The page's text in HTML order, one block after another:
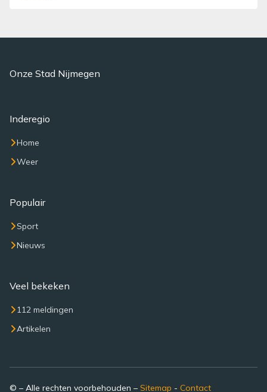
Onze Stad Nijmegen
Inderegio
Home
Weer
Populair
Sport
Nieuws
Veel bekeken
112 meldingen
Artikelen
© – Alle rechten voorbehouden – Sitemap - Contact